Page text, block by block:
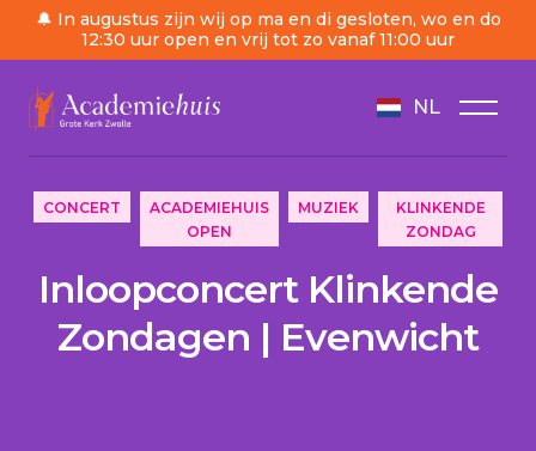
🔔 In augustus zijn wij op ma en di gesloten, wo en do
12:30 uur open en vrij tot zo vanaf 11:00 uur
NL
/
Ordre du jour
CONCERT
ACADEMIEHUIS
OPEN
MUZIEK
KLINKENDE
ZONDAG
Inloopconcert Klinkende
Zondagen | Evenwicht